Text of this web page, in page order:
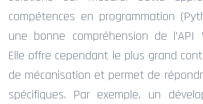
compétences en programmation
une bonne compréhension de l’API
Elle offre cependant le plus grand
de mécanisation et permet de
spécifiques. Par exemple, un